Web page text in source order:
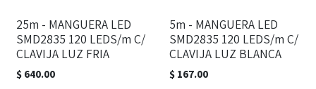
25m - MANGUERA LED
SMD2835 120 LEDS/m C/
CLAVIJA LUZ FRIA
$ 640.00
5m - MANGUERA LED
SMD2835 120 LEDS/m C/
CLAVIJA LUZ BLANCA
$ 167.00